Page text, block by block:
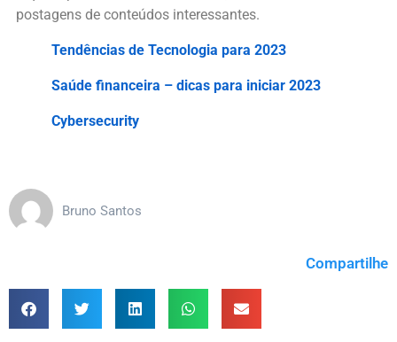
postagens de conteúdos interessantes.
Tendências de Tecnologia para 2023
Saúde financeira – dicas para iniciar 2023
Cybersecurity
Bruno Santos
Compartilhe